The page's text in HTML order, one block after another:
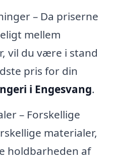
– Da priserne
mellem
vil du være i stand
pris for din
i Engesvang.
– Forskellige
materialer,
holdbarheden af